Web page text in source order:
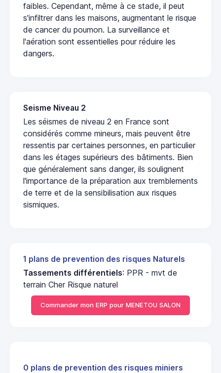
faibles. Cependant, même à ce stade, il peut
s'infiltrer dans les maisons, augmentant le risque
de cancer du poumon. La surveillance et
l'aération sont essentielles pour réduire les
dangers.
Seisme Niveau 2
Les séismes de niveau 2 en France sont
considérés comme mineurs, mais peuvent être
ressentis par certaines personnes, en particulier
dans les étages supérieurs des bâtiments. Bien
que généralement sans danger, ils soulignent
l'importance de la préparation aux tremblements
de terre et de la sensibilisation aux risques
sismiques.
1 plans de prevention des risques Naturels
Tassements différentiels: PPR - mvt de
terrain Cher Risque naturel
Commander mon ERP pour MENETOU SALON
0 plans de prevention des risques miniers